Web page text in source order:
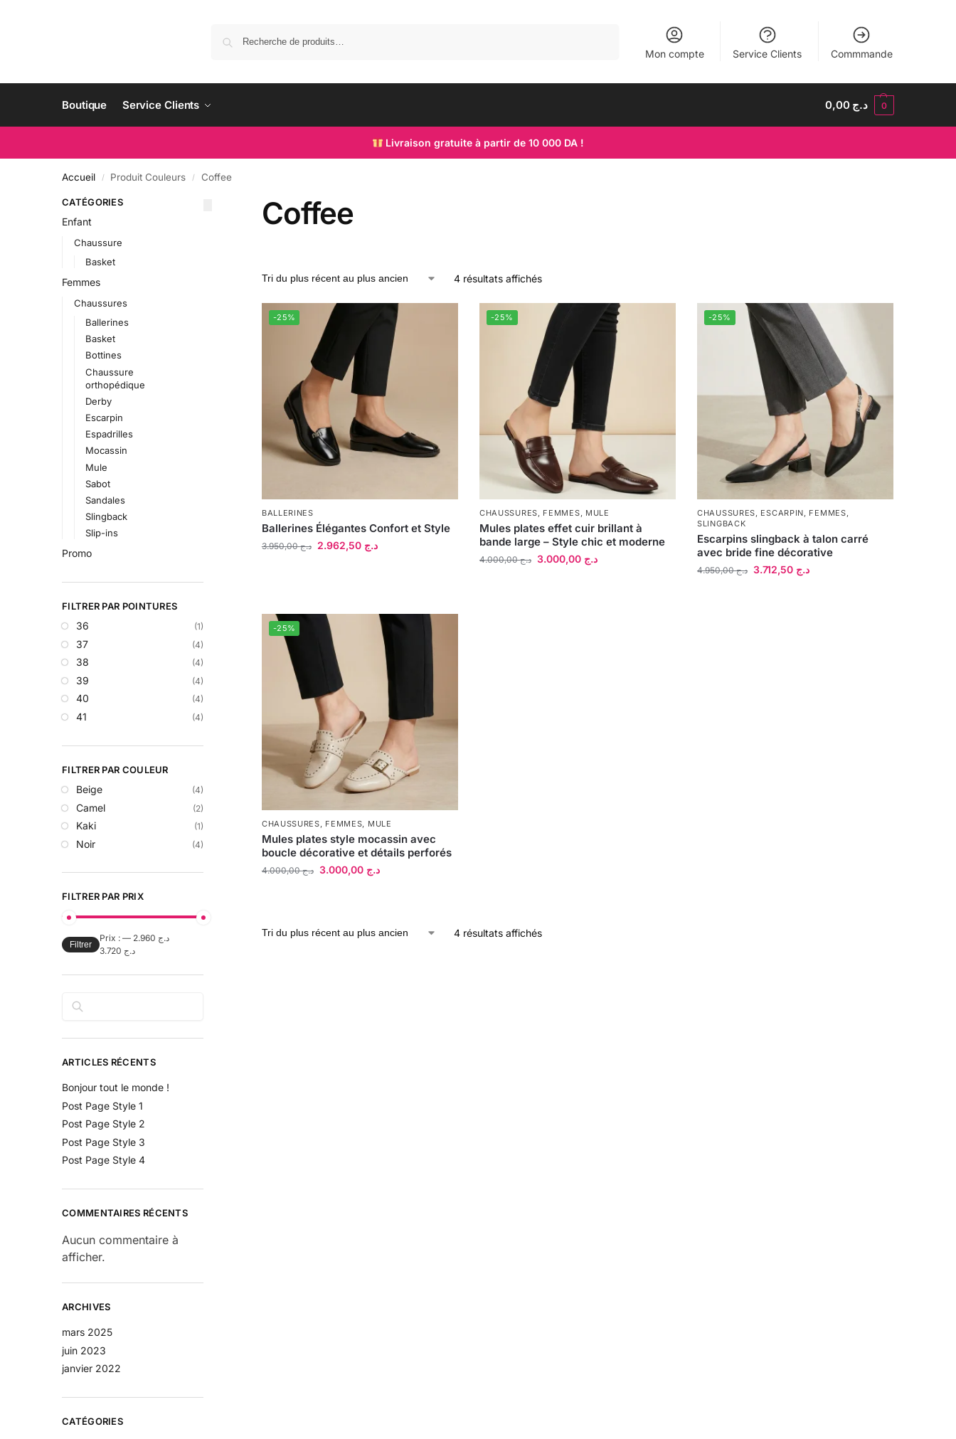
Mon compte Service Clients Commmande
Boutique Service Clients د.ج 0,00 0
Livraison gratuite à partir de 10 000 DA !
Accueil / Produit Couleurs / Coffee
Coffee
4 résultats affichés
-25%
BALLERINES
Ballerines Élégantes Confort et Style
د.ج3.950,00 د.ج 2.962,50
-25%
CHAUSSURES, FEMMES, MULE
Mules plates effet cuir brillant à
bande large – Style chic et moderne
د.ج4.000,00 د.ج 3.000,00
-25%
CHAUSSURES, ESCARPIN, FEMMES,
SLINGBACK
Escarpins slingback à talon carré
avec bride fine décorative
د.ج4.950,00 د.ج
-25%
CHAUSSURES, FEMMES, MULE
Mules plates style mocassin avec
boucle décorative et détails perforés
د.ج4.000,00 د.ج 3.000,00
4 résultats affichés
CATÉGORIES
Enfant
Chaussure
Basket
Femmes
Chaussures
Ballerines
Basket
Bottines
Chaussure
orthopédique
Derby
Escarpin
Espadrilles
Mocassin
Mule
Sabot
Sandales
Slingback
Slip-ins
Promo
FILTRER PAR POINTURES
36 (1)
37 (4)
38 (4)
39 (4)
40 (4)
41 (4)
FILTRER PAR COULEUR
Beige (4)
Camel (2)
Kaki (1)
Noir (4)
FILTRER PAR PRIX
Filtrer
Prix : د.ج 2.960
—
د.ج 3.720
ARTICLES RÉCENTS
Bonjour tout le monde !
Post Page Style 1
Post Page Style 2
Post Page Style 3
Post Page Style 4
COMMENTAIRES RÉCENTS
Aucun commentaire à
afficher.
ARCHIVES
mars 2025
juin 2023
janvier 2022
CATÉGORIES